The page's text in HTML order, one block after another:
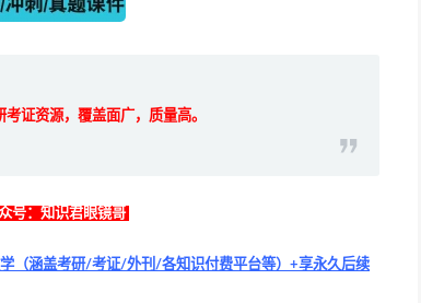
证资源，覆盖面广，质量高。
号：知识君眼镜哥
（涵盖考研/考证/外刊/各知识付费平台等）+享永久后续